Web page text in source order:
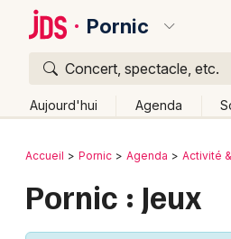
Pornic
Concert, spectacle, etc.
Aujourd'hui Agenda
Publier un événement
Bordeaux
Retour
Accueil Pornic Agenda Activité
Pornic : Jeux
Quoi ?
Où ?
Pays de la Loire
Partout